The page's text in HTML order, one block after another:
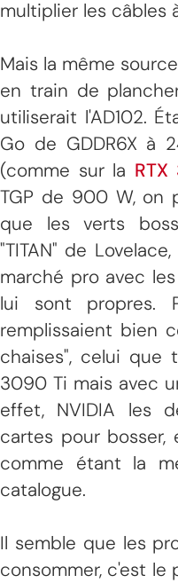
multiplier les câbles
Mais la même
en train de
utiliserait l'AD102.
Go de GDDR6X à
(comme sur la
TGP de 900 W, on
que les verts
"TITAN" de
marché pro avec
lui sont propres.
remplissaient bien
chaises", celui que
3090 Ti mais avec
effet, NVIDIA les
cartes pour bosser,
comme étant la
catalogue.
Il semble que les
consommer, c'est le